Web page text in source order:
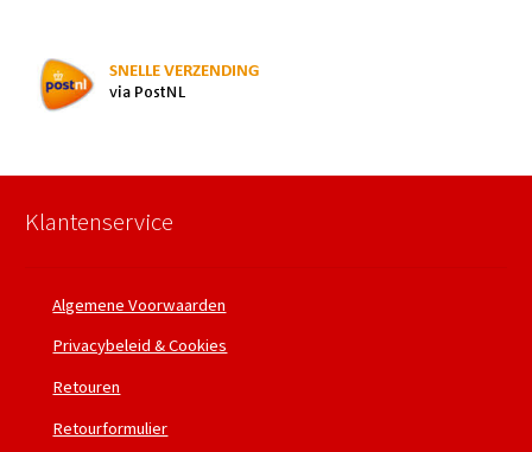
Klantenservice
Algemene Voorwaarden
Privacybeleid & Cookies
Retouren
Retourformulier